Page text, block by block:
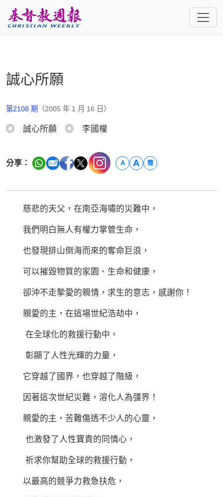
誠心所願
第2108 期 （2005 年 1 月 16 日）
◎ 誠心所願 ◎ 李國權
分享： A A 簡
慈悲的天父，在南亞海嘯的災難中，
我們明白無人有權力掌管生命，
也發現排山倒海而來的奪命巨浪，
可以摧毀物質的家園、生命和健康，
卻沖不走摯愛的親情，求生的意志，感謝你！
親愛的主，在這場世紀浩劫中，
在全球化的救援行動中，
彰顯了人性光輝的力量，
它穿越了國界，也穿越了階級，
因著這次世紀災難，溶化人為彊界！
親愛的主，苦難傷透不少人的心靈，
也激發了人性寶貴的同情心，
祈求你幫助全球的救援行動，
以最高的競爭力救急扶危，